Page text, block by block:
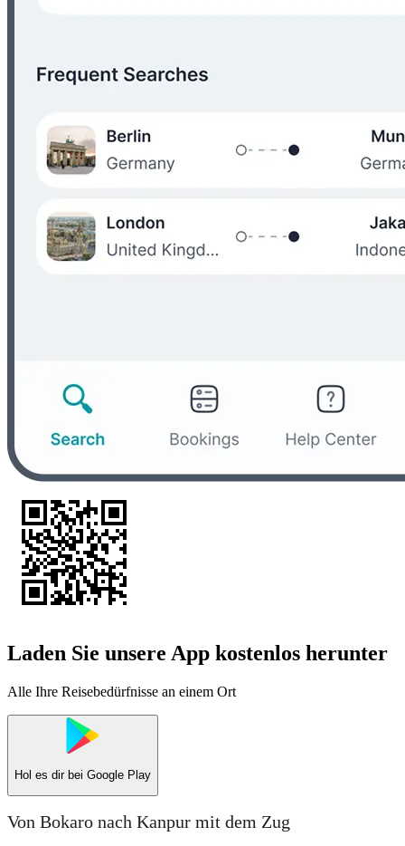
Laden Sie unsere App kostenlos herunter
Alle Ihre Reisebedürfnisse an einem Ort
Hol es dir bei Google Play
Von Bokaro nach Kanpur mit dem Zug